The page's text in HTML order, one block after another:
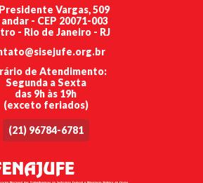
Vargas, 509
andar - CEP 20071-003
- Rio de Janeiro - RJ
de Atendimento:
Segunda a Sexta
das 9h às 19h
(exceto feriados)
(21) 96784-6781